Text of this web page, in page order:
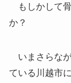
もしかして
か？
いまさらな
ている川越市